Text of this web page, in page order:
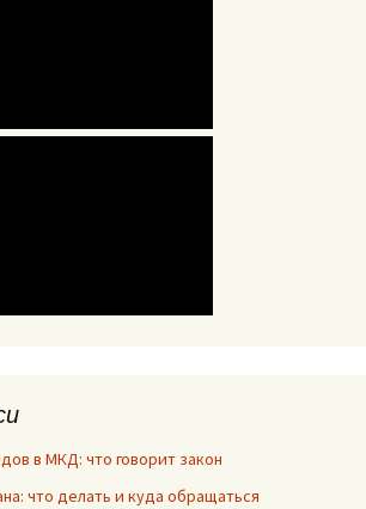
в МКД: что говорит закон
что делать и куда обращаться